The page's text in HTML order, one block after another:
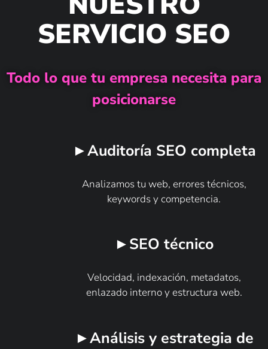
SERVICIO SEO
Todo lo que tu empresa necesita para
posicionarse
►Auditoría SEO completa
Analizamos tu web, errores técnicos,
keywords y competencia.
►SEO técnico
Velocidad, indexación, metadatos,
enlazado interno y estructura web.
►Análisis y estrategia de